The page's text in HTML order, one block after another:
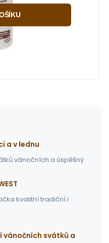
a v lednu
vánočních a úspěšný
kvalitní tradiční i
svátků a